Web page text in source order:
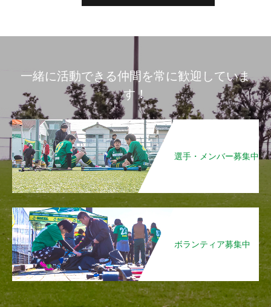
一緒に活動できる仲間を常に歓迎していま
す！
選手・メンバー募集中
ボランティア募集中